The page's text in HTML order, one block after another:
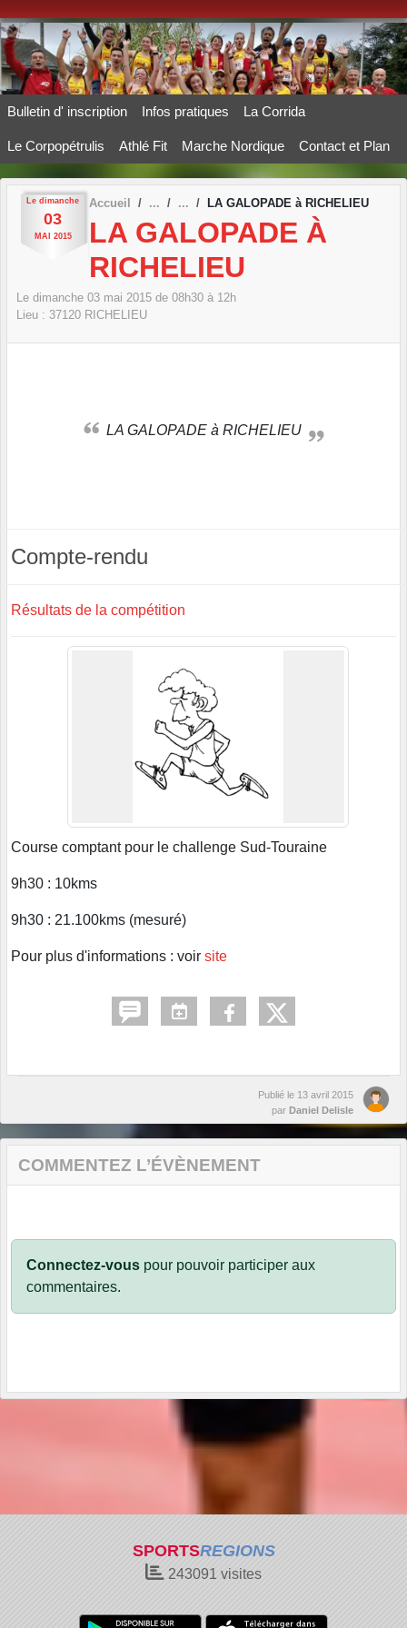
Bulletin d' inscription Infos pratiques La Corrida
Le Corpopétrulis Athlé Fit Marche Nordique Contact et Plan
Le dimanche
03
MAI 2015
Accueil LA GALOPADE à RICHELIEU
LA GALOPADE À
RICHELIEU
Le dimanche 03 mai 2015 de 08h30 à 12h
Lieu : 37120 RICHELIEU
LA GALOPADE à RICHELIEU
Compte-rendu
Résultats de la compétition
Course comptant pour le challenge Sud-Touraine
9h30 : 10kms
9h30 : 21.100kms (mesuré)
Pour plus d'informations : voir site
Publié le 13 avril 2015
par Daniel Delisle
COMMENTEZ L’ÉVÈNEMENT
Connectez-vous pour pouvoir participer aux
commentaires.
SPORTSREGIONS
243091 visites